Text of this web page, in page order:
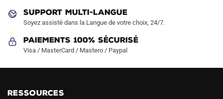
produit
SUPPORT MULTI-LANGUE
Soyez assisté dans la Langue de votre choix, 24/7.
Paiements 100% Sécurisé
Visa / MasterCard / Mastero / Paypal
RESSOURCES